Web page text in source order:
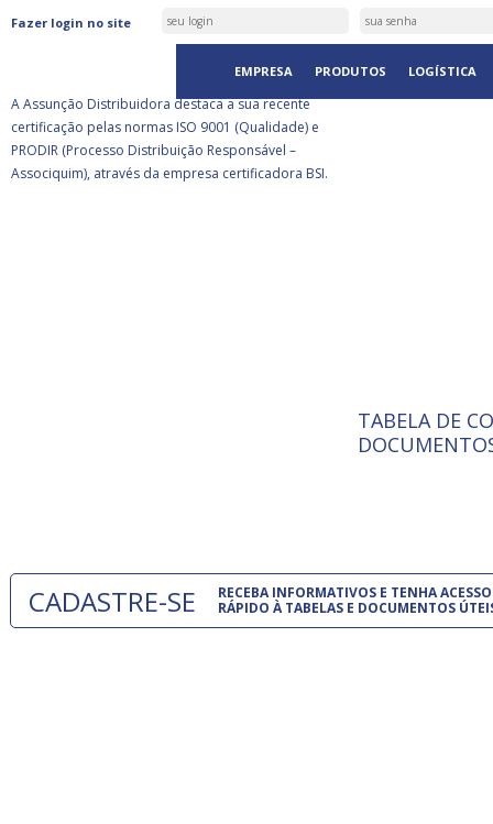
Fazer login no site
EMPRESA PRODUTOS LOGÍSTICA
ASSUNÇÃO DISTRIBUIDORA É
CERTIFICADA PELA BSI
A Assunção Distribuidora destaca a sua recente
certificação pelas normas ISO 9001 (Qualidade) e
PRODIR (Processo Distribuição Responsável –
Associquim), através da empresa certificadora BSI.
ISO 9001:
A
TABELA DE
CADASTRE-SE
RECEBA INFORMATIVOS E TENHA ACESSO
RÁPIDO À TABELAS E DOCUMENTOS